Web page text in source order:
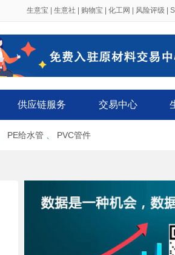
生意宝 生意社 购物宝 化工网 风险评级
供应链服务 交易中心
PE给水管 PVC管件